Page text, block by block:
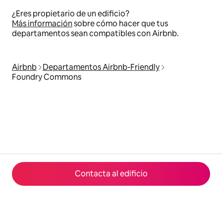
Contacta al edificio
¿Eres propietario de un edificio?
Más informaciónsobre cómo hacer que tus
departamentos sean compatibles con Airbnb.
Airbnb
Departamentos Airbnb-Friendly
Foundry Commons